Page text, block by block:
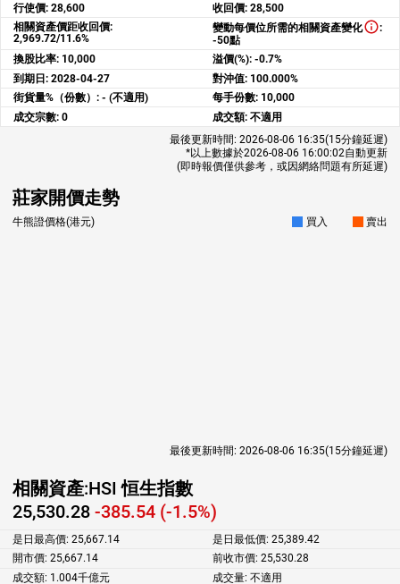
行使價: 28,600 收回價: 28,500
相關資產價距收回價:
2,969.72/11.6%
變動每價位所需的相關資產變化
:
-50點
換股比率: 10,000 溢價(%): -0.7%
到期日: 2028-04-27 對沖值: 100.000%
街貨量%（份數）: - (不適用) 每手份數: 10,000
成交宗數: 0 成交額: 不適用
最後更新時間: 2026-08-06 16:35(15分鐘延遲)
*以上數據於2026-08-06 16:00:02自動更新
(即時報價僅供參考，或因網絡問題有所延遲)
莊家開價走勢
牛熊證價格(港元) 買入 賣出
最後更新時間: 2026-08-06 16:35(15分鐘延遲)
相關資產:HSI 恒生指數
25,530.28 -385.54 (-1.5%)
是日最高價: 25,667.14 是日最低價: 25,389.42
開市價: 25,667.14 前收市價: 25,530.28
成交額: 1.004千億元 成交量: 不適用